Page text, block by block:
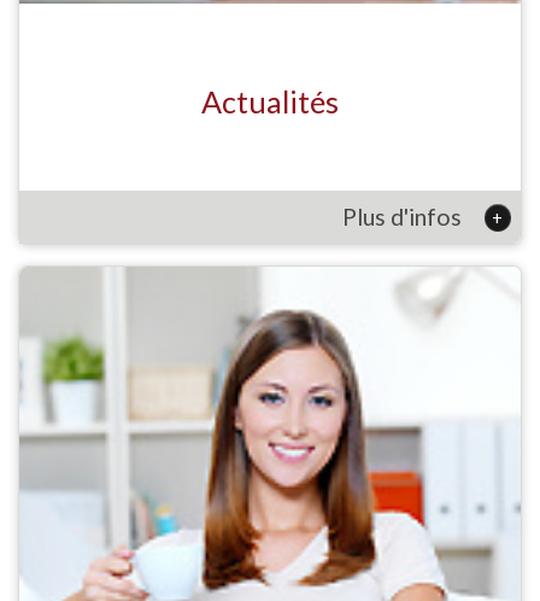
Actualités
Plus d'infos +